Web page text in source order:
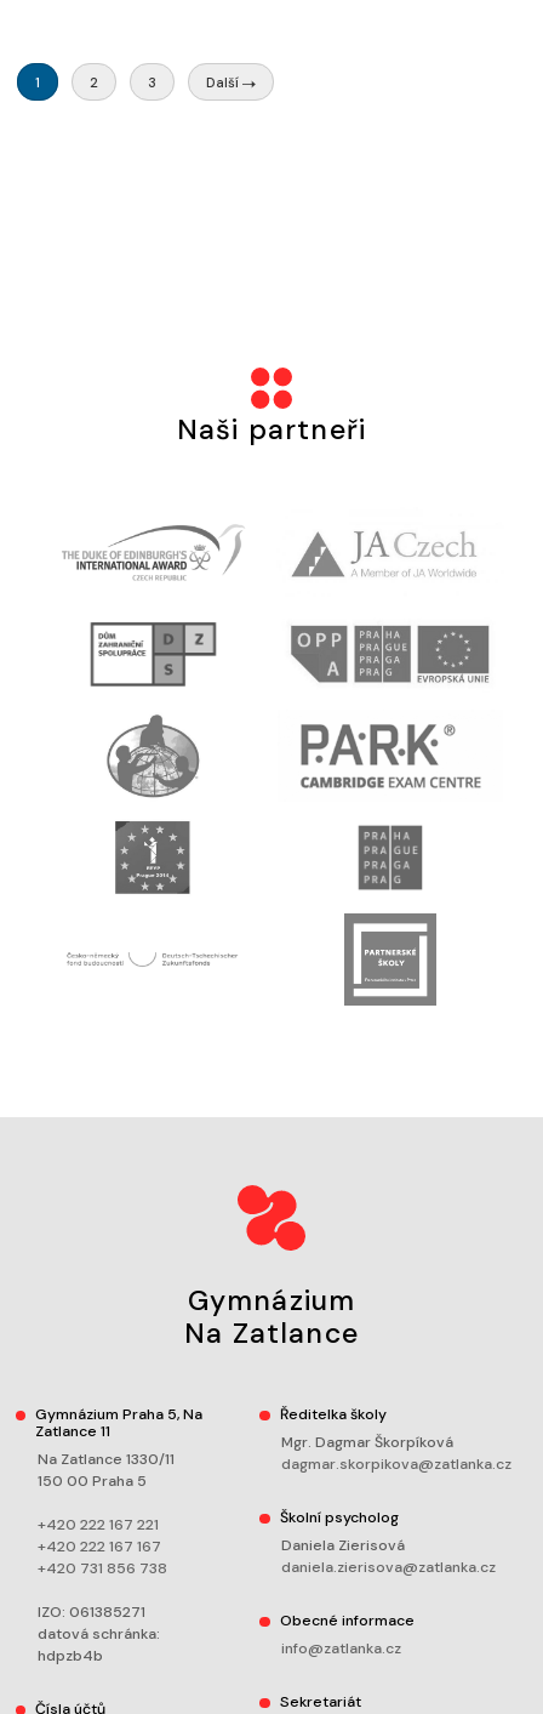
1 2 3 Další
Naši partneři
Gymnázium
Na Zatlance
Gymnázium Praha 5, Na
Zatlance 11
Na Zatlance 1330/11
150 00 Praha 5
+420 222 167 221
+420 222 167 167
+420 731 856 738
IZO: 061385271
datová schránka:
hdpzb4b
Čísla účtů
Ředitelka školy
Mgr. Dagmar Škorpíková
dagmar.skorpikova@zatlanka.cz
Školní psycholog
Daniela Zierisová
daniela.zierisova@zatlanka.cz
Obecné informace
info@zatlanka.cz
Sekretariát